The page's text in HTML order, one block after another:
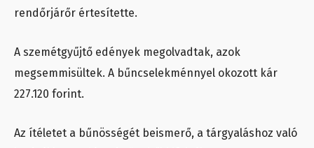
rendőrjárőr értesítette.
A szemétgyűjtő edények megolvadtak, azok
megsemmisültek. A bűncselekménnyel okozott kár
227.120 forint.
Az ítéletet a bűnösségét beismerő, a tárgyaláshoz való